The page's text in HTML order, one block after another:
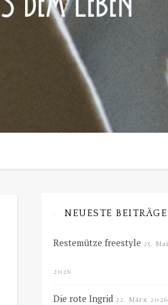
NEUESTE BEITRÄGE
Restemütze freestyle 25. Mai
2026
Die rote Ingrid 22. März 2026